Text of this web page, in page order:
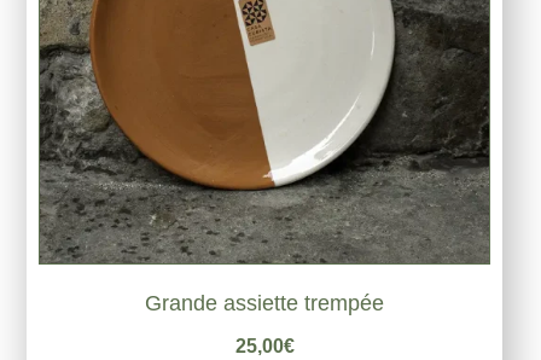
Grande assiette trempée
25,00€